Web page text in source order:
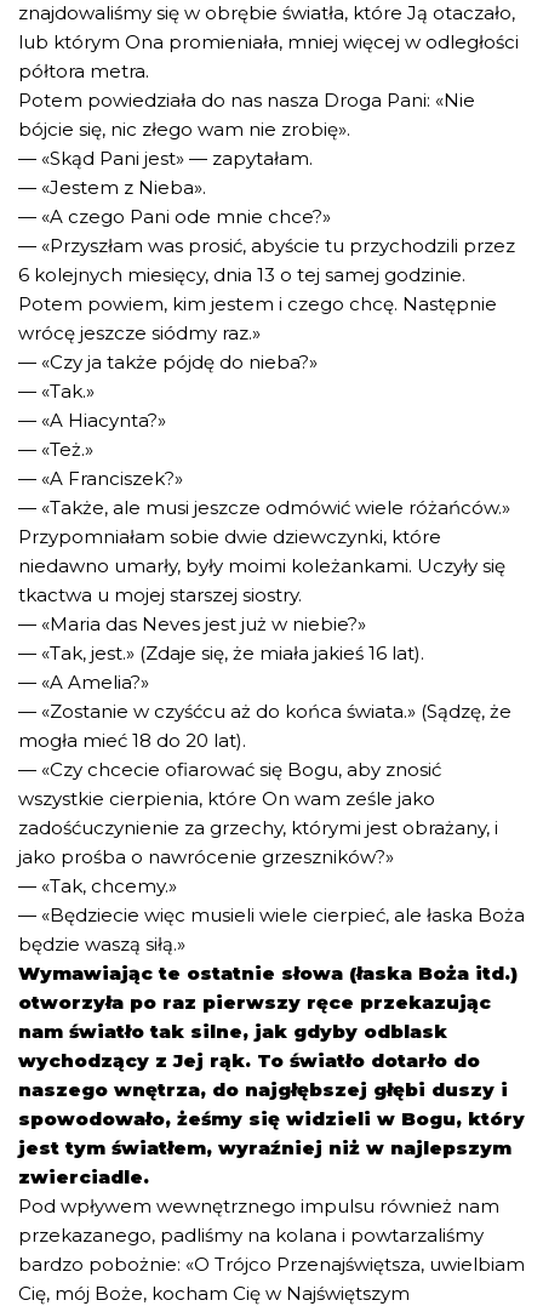
znajdowaliśmy się w obrębie światła, które Ją otaczało,
lub którym Ona promieniała, mniej więcej w odległości
półtora metra.
Potem powiedziała do nas nasza Droga Pani: «Nie
bójcie się, nic złego wam nie zrobię».
— «Skąd Pani jest» — zapytałam.
— «Jestem z Nieba».
— «A czego Pani ode mnie chce?»
— «Przyszłam was prosić, abyście tu przychodzili przez
6 kolejnych miesięcy, dnia 13 o tej samej godzinie.
Potem powiem, kim jestem i czego chcę. Następnie
wrócę jeszcze siódmy raz.»
— «Czy ja także pójdę do nieba?»
— «Tak.»
— «A Hiacynta?»
— «Też.»
— «A Franciszek?»
— «Także, ale musi jeszcze odmówić wiele różańców.»
Przypomniałam sobie dwie dziewczynki, które
niedawno umarły, były moimi koleżankami. Uczyły się
tkactwa u mojej starszej siostry.
— «Maria das Neves jest już w niebie?»
— «Tak, jest.» (Zdaje się, że miała jakieś 16 lat).
— «A Amelia?»
— «Zostanie w czyśćcu aż do końca świata.» (Sądzę, że
mogła mieć 18 do 20 lat).
— «Czy chcecie ofiarować się Bogu, aby znosić
wszystkie cierpienia, które On wam ześle jako
zadośćuczynienie za grzechy, którymi jest obrażany, i
jako prośba o nawrócenie grzeszników?»
— «Tak, chcemy.»
— «Będziecie więc musieli wiele cierpieć, ale łaska Boża
będzie waszą siłą.»
Wymawiając te ostatnie słowa (łaska Boża itd.)
otworzyła po raz pierwszy ręce przekazując
nam światło tak silne, jak gdyby odblask
wychodzący z Jej rąk. To światło dotarło do
naszego wnętrza, do najgłębszej głębi duszy i
spowodowało, żeśmy się widzieli w Bogu, który
jest tym światłem, wyraźniej niż w najlepszym
zwierciadle.
Pod wpływem wewnętrznego impulsu również nam
przekazanego, padliśmy na kolana i powtarzaliśmy
bardzo pobożnie: «O Trójco Przenajświętsza, uwielbiam
Cię, mój Boże, kocham Cię w Najświętszym